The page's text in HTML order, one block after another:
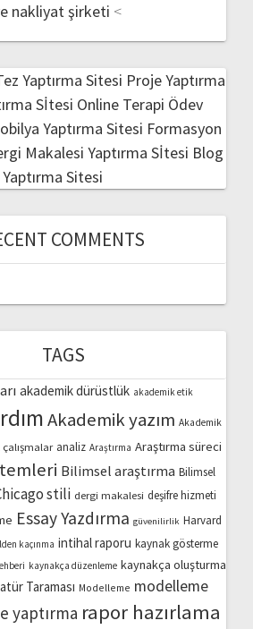
nakliyat şirketi <
Yaptırma Sitesi Proje Yaptırma
Sİtesi Online Terapi Ödev
Yaptırma Sitesi Formasyon
Makalesi Yaptırma Sİtesi Blog
Yaptırma Sitesi
COMMENTS
TAGS
akademik dürüstlük akademik etik
Akademik yazım Akademik
analiz Araştırma Araştırma süreci
Bilimsel araştırma Bilimsel
stili dergi makalesi deşifre hizmeti
Essay Yazdırma güvenilirlik Harvard
kaçınma intihal raporu kaynak gösterme
kaynakça düzenleme kaynakça oluşturma
Taraması Modelleme modelleme
yaptırma rapor hazırlama